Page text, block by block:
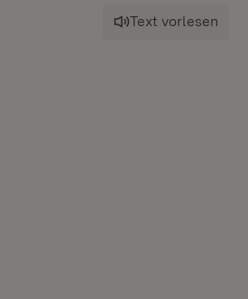
Text vorlesen